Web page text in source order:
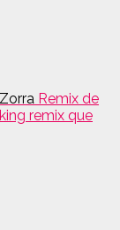
Zorra Remix de
remix que